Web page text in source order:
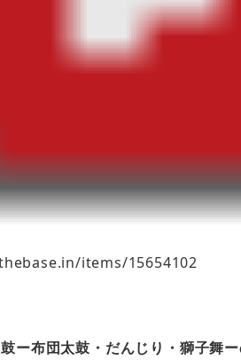
items/15654102
ー布団太鼓・だんじり・獅子舞